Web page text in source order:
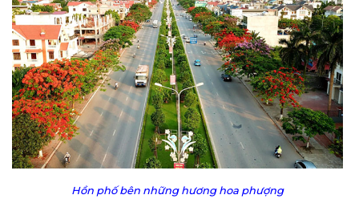
Hồn phố bên những hương hoa phượng